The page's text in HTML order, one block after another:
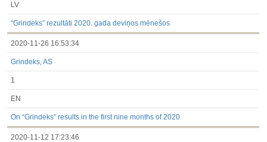
dalībvalsts tiesību aktiem
Līdz 2017.03.01
Finanšu pārskati
Informācija par akcionāru sapulcēm
LV
“Grindeks” rezultāti 2020. gada deviņos mēnešos
2020-11-26 16:53:34
Grindeks, AS
1
EN
On “Grindeks” results in the first nine months of 2020
2020-11-12 17:23:46